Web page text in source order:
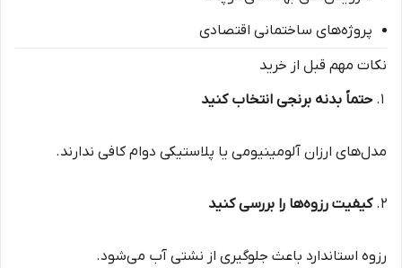
پروژه‌های ساختمانی اقتصادی
نکات مهم قبل از خرید
حتماً بدنه برنجی انتخاب کنید
مدل‌های ارزان آلومینیومی یا پلاستیکی دوام کافی ندارند.
کیفیت رزوه‌ها را بررسی کنید
رزوه استاندارد باعث جلوگیری از نشتی آب می‌شود.